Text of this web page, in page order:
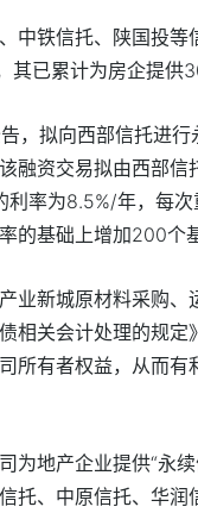
中铁信托、陕国投
已累计为房企提供
，拟向西部信托进
融资交易拟由西部信
利率为8.5%/年，每
的基础上增加200个
业新城原材料采购
相关会计处理的规
所有者权益，从而
为地产企业提供“永
托、中原信托、华